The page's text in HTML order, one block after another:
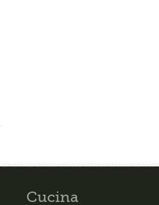
Cucina